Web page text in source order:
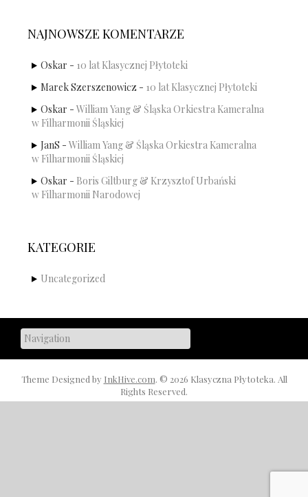
NAJNOWSZE KOMENTARZE
Oskar - 10 lat Klasycznej Płytoteki
Marek Szerszenowicz - 10 lat Klasycznej Płytoteki
Oskar - William Yang & Śląska Orkiestra Kameralna
w Filharmonii Śląskiej
JanS - William Yang & Śląska Orkiestra Kameralna
w Filharmonii Śląskiej
Oskar - Boris Giltburg & Krzysztof Urbański
w Filharmonii Narodowej
KATEGORIE
Uncategorized
Theme Designed by InkHive.com. © 2026 Klasyczna Płytoteka. All
Rights Reserved.